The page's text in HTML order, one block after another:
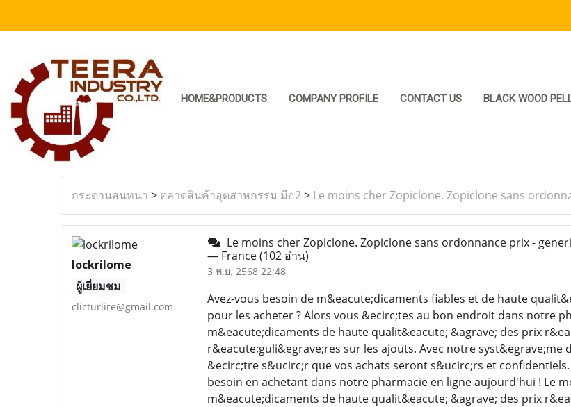
HOME&PRODUCTS COMPANY PROFILE CONTACT US BLACK WOOD
กระดานสนทนา > ตลาดสินค้าอุตสาหกรรม มือ2> Le moins cher Zopiclone. Zopiclone sans
lockrilome
ผู้เยี่ยมชม
clicturlire@gmail.com
Le moins cher Zopiclone. Zopiclone sans ordonnance prix -
— France(102 อ่าน)
3 พ.ย. 2568 22:48
Avez-vous besoin de m&eacute;dicaments fiables et de haute
pour les acheter ? Alors vous &ecirc;tes au bon endroit dans notre
m&eacute;dicaments de haute qualit&eacute; &agrave; des prix
r&eacute;guli&egrave;res sur les ajouts. Avec notre
&ecirc;tre s&ucirc;r que vos achats seront s&ucirc;rs et
besoin en achetant dans notre pharmacie en ligne aujourd'hui ! Le
m&eacute;dicaments de haute qualit&eacute; &agrave; des prix